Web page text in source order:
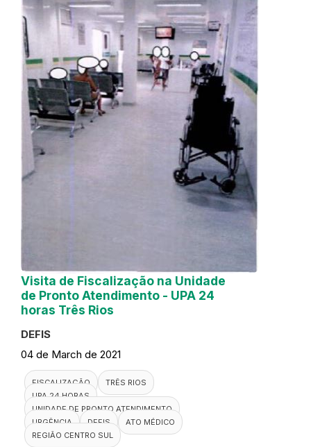
Visita de Fiscalização na Unidade
de Pronto Atendimento - UPA 24
horas Três Rios
DEFIS
04 de March de 2021
FISCALIZAÇÃO
TRÊS RIOS
UPA 24 HORAS
UNIDADE DE PRONTO ATENDIMENTO
URGÊNCIA
DEFIS
ATO MÉDICO
REGIÃO CENTRO SUL